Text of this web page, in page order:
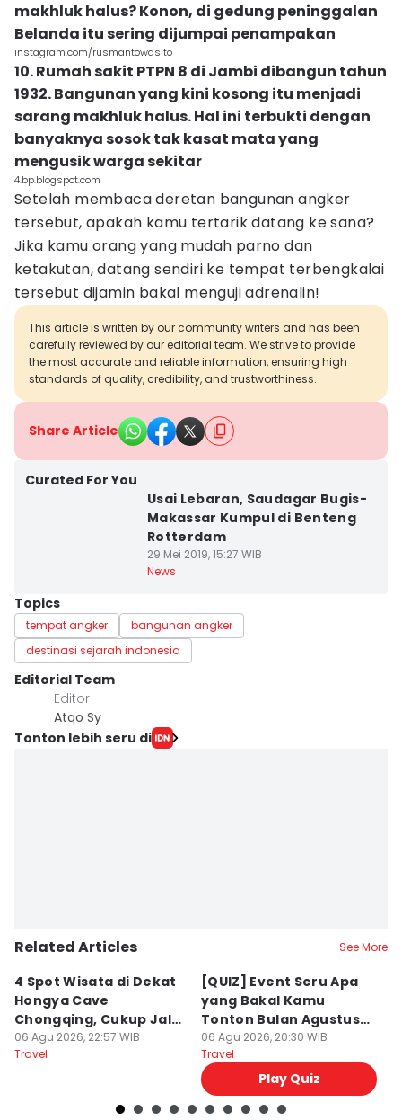
makhluk halus? Konon, di gedung peninggalan
Belanda itu sering dijumpai penampakan
instagram.com/rusmantowasito
10. Rumah sakit PTPN 8 di Jambi dibangun tahun
1932. Bangunan yang kini kosong itu menjadi
sarang makhluk halus. Hal ini terbukti dengan
banyaknya sosok tak kasat mata yang
mengusik warga sekitar
4.bp.blogspot.com
Setelah membaca deretan bangunan angker
tersebut, apakah kamu tertarik datang ke sana?
Jika kamu orang yang mudah parno dan
ketakutan, datang sendiri ke tempat terbengkalai
tersebut dijamin bakal menguji adrenalin!
This article is written by our community writers and has been
carefully reviewed by our editorial team. We strive to provide
the most accurate and reliable information, ensuring high
standards of quality, credibility, and trustworthiness.
Share Article
Curated For You
Usai Lebaran, Saudagar Bugis-
Makassar Kumpul di Benteng
Rotterdam
29 Mei 2019, 15:27 WIB
News
Topics
tempat angker
bangunan angker
destinasi sejarah indonesia
Editorial Team
Editor
Atqo Sy
Tonton lebih seru di
Related Articles See More
4 Spot Wisata di Dekat
Hongya Cave
Chongqing, Cukup Jalan
Kaki!
06 Agu 2026, 22:57 WIB
Travel
[QUIZ] Event Seru Apa
yang Bakal Kamu
Tonton Bulan Agustus
2026 Ini?
06 Agu 2026, 20:30 WIB
Travel
Play Quiz